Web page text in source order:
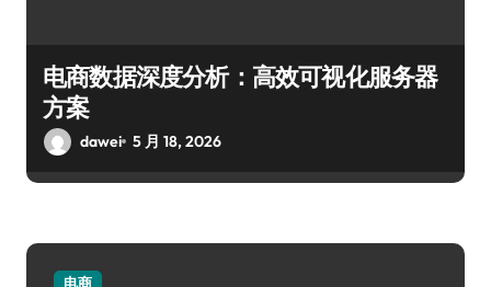
电商数据深度分析：高效可视化服务器
方案
dawei 5 月 18, 2026
电商